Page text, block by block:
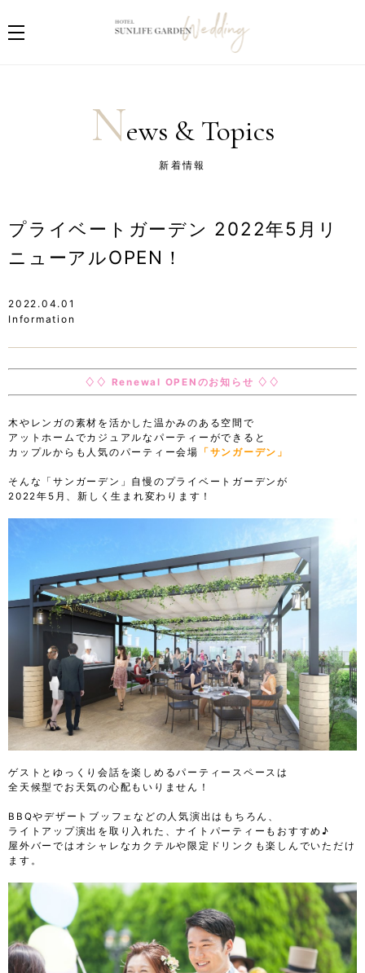
News & Topics
新着情報
プライベートガーデン 2022年5月リ
ニューアルOPEN！
2022.04.01
Information
♢♢ Renewal OPENのお知らせ ♢♢
木やレンガの素材を活かした温かみのある空間で
アットホームでカジュアルなパーティーができると
カップルからも人気のパーティー会場
「サンガーデン」
そんな「サンガーデン」自慢のプライベートガーデンが
2022年5月、新しく生まれ変わります！
ゲストとゆっくり会話を楽しめるパーティースペースは
全天候型でお天気の心配もいりません！
BBQやデザートブッフェなどの人気演出はもちろん、
ライトアップ演出を取り入れた、ナイトパーティーもおすすめ♪
屋外バーではオシャレなカクテルや限定ドリンクも楽しんでいただけ
ます。